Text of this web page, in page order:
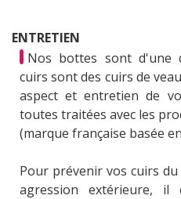
ENTRETIEN
Nos bottes sont d'une
cuirs sont des cuirs de
aspect et entretien de
toutes traitées avec les
(marque française basée
Pour prévenir vos cuirs
agression extérieure, il